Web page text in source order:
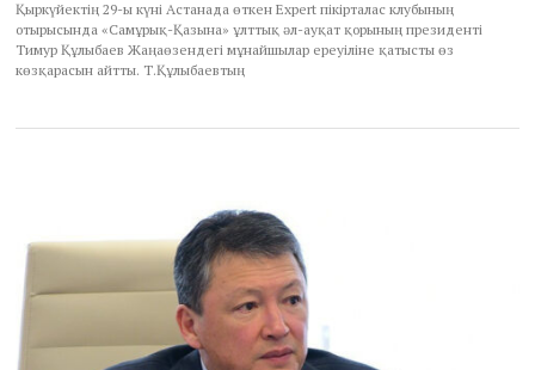
Қыркүйектің 29-ы күні Астанада өткен Expert пікірталас клубының
отырысында «Самұрық-Қазына» ұлттық әл-ауқат қорының президенті
Тимур Құлыбаев Жаңаөзендегі мұнайшылар ереуіліне қатысты өз
көзқарасын айтты. Т.Құлыбаевтың